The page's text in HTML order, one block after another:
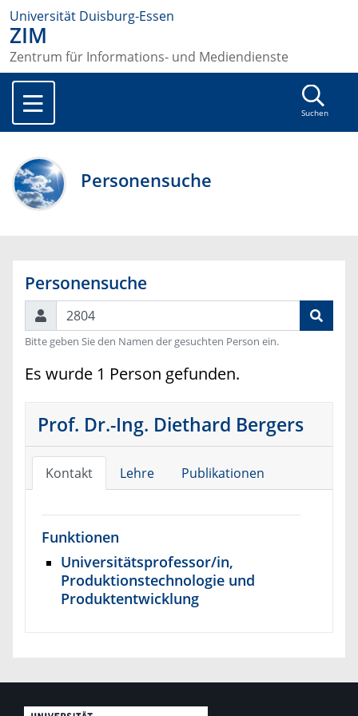
Universität Duisburg-Essen
ZIM
Zentrum für Informations- und Mediendienste
Suchen
Personensuche
Personensuche
Suchen
Bitte geben Sie den Namen der gesuchten Person ein.
Es wurde 1 Person gefunden.
Prof. Dr.-Ing. Diethard Bergers
Kontakt Lehre Publikationen
Funktionen
Universitätsprofessor/in,
Produktionstechnologie und
Produktentwicklung